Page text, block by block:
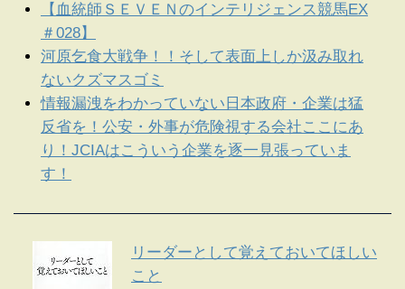
【血統師ＳＥＶＥＮのインテリジェンス競馬EX
＃028】
河原乞食大戦争！！そして表面上しか汲み取れ
ないクズマスゴミ
情報漏洩をわかっていない日本政府・企業は猛
反省を！公安・外事が危険視する会社ここにあ
り！JCIAはこういう企業を逐一見張っていま
す！
リーダーとして覚えておいてほしい
こと